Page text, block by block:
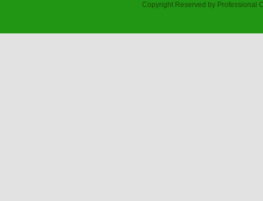
Copyright Reserved by Professional